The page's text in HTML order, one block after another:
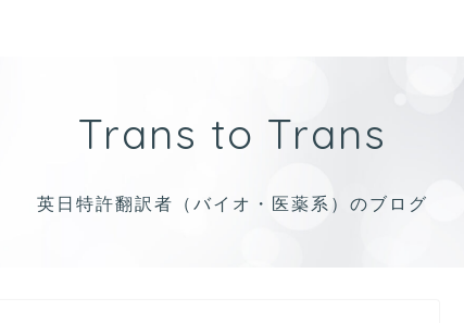
Trans to Trans
英日特許翻訳者（バイオ・医薬系）のブログ